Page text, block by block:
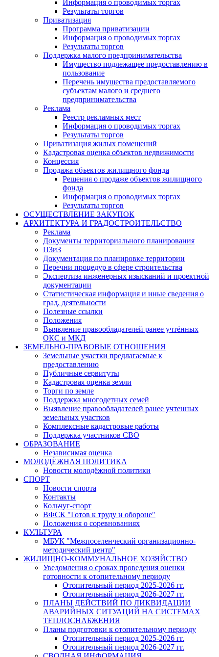
Информация о проводимых торгах
Результаты торгов
Приватизация
Программа приватизации
Информация о проводимых торгах
Результаты торгов
Поддержка малого предпринимательства
Имущество подлежащее предоставлению в
пользование
Перечень имущества предоставляемого
субъектам малого и среднего
предпринимательства
Реклама
Реестр рекламных мест
Информация о проводимых торгах
Результаты торгов
Приватизация жилых помещений
Кадастровая оценка объектов недвижимости
Концессия
Продажа объектов жилищного фонда
Решения о продаже объектов жилищного
фонда
Информация о проводимых торгах
Результаты торгов
ОСУЩЕСТВЛЕНИЕ ЗАКУПОК
АРХИТЕКТУРА И ГРАДОСТРОИТЕЛЬСТВО
Реклама
Документы территориального планирования
ПЗиЗ
Документация по планировке территории
Перечни процедур в сфере строительства
Экспертиза инженерных изысканий и проектной
документации
Статистическая информация и иные сведения о
град. деятельности
Полезные ссылки
Положения
Выявление правообладателей ранее учтённых
ОКС и МКД
ЗЕМЕЛЬНО-ПРАВОВЫЕ ОТНОШЕНИЯ
Земельные участки предлагаемые к
предоставлению
Публичные сервитуты
Кадастровая оценка земли
Торги по земле
Поддержка многодетных семей
Выявление правообладателей ранее учтенных
земельных участков
Комплексные кадастровые работы
Поддержка участников СВО
ОБРАЗОВАНИЕ
Независимая оценка
МОЛОДЁЖНАЯ ПОЛИТИКА
Новости молодёжной политики
СПОРТ
Новости спорта
Контакты
Кольчуг-спорт
ВФСК "Готов к труду и обороне"
Положения о соревнованиях
КУЛЬТУРА
МБУК "Межпоселенческий организационно-
методический центр"
ЖИЛИЩНО-КОММУНАЛЬНОЕ ХОЗЯЙСТВО
Уведомления о сроках проведения оценки
готовности к отопительному периоду
Отопительный период 2025-2026 гг.
Отопительный период 2026-2027 гг.
ПЛАНЫ ДЕЙСТВИЙ ПО ЛИКВИДАЦИИ
АВАРИЙНЫХ СИТУАЦИЙ НА СИСТЕМАХ
ТЕПЛОСНАБЖЕНИЯ
Планы подготовки к отопительному периоду
Отопительный период 2025-2026 гг.
Отопительный период 2026-2027 гг.